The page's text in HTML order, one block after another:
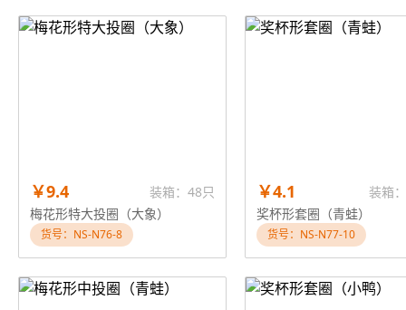
￥9.4
装箱：48只
梅花形特大投圈（大象）
货号：NS-N76-8
￥4.1
装箱
奖杯形套圈（青蛙）
货号：NS-N77-10